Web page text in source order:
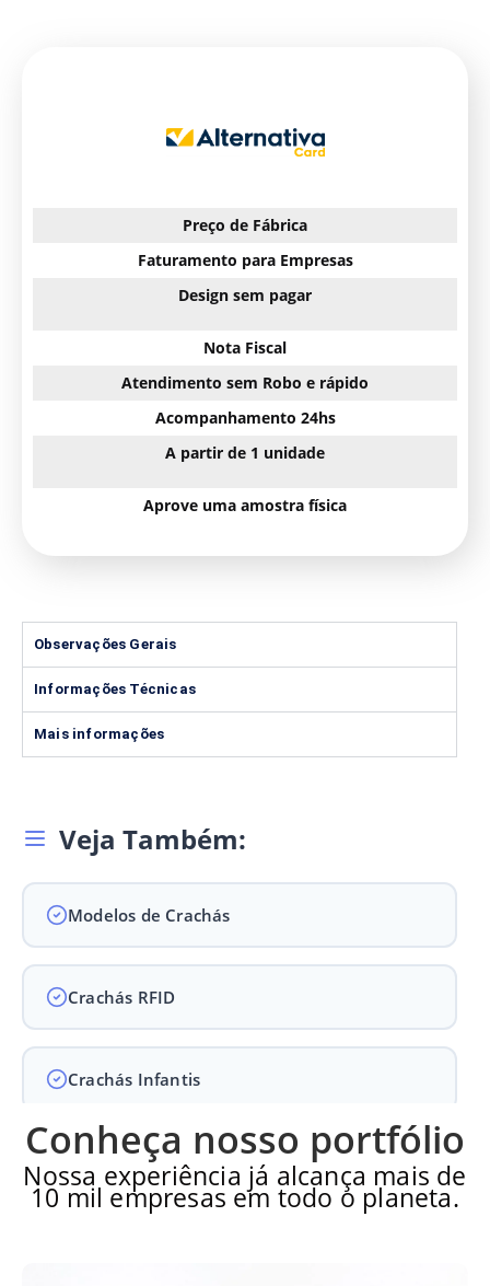
Preço de Fábrica
Faturamento para Empresas
Design sem pagar
Nota Fiscal
Atendimento sem Robo e rápido
Acompanhamento 24hs
A partir de 1 unidade
Aprove uma amostra física
Observações Gerais
Informações Técnicas
Mais informações
Veja Também:
Modelos de Crachás
Crachás RFID
Crachás Infantis
Crachás para Empresas
Conheça nosso portfólio
Nossa experiência já alcança mais de
10 mil empresas em todo o planeta.